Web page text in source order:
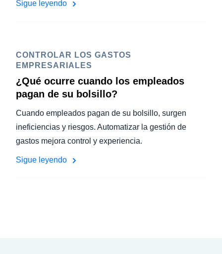
Sigue leyendo
CONTROLAR LOS GASTOS
EMPRESARIALES
¿Qué ocurre cuando los empleados
pagan de su bolsillo?
Cuando empleados pagan de su bolsillo, surgen
ineficiencias y riesgos. Automatizar la gestión de
gastos mejora control y experiencia.
Sigue leyendo